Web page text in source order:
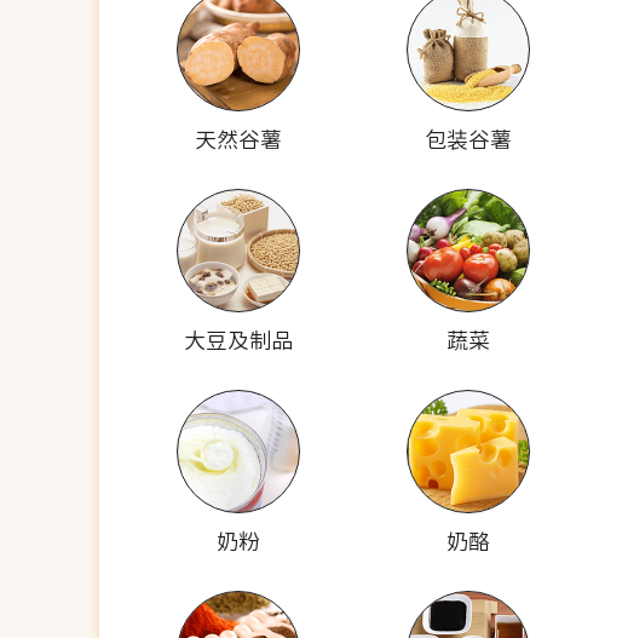
天然谷薯 包装谷薯
大豆及制品 蔬菜
奶粉 奶酪